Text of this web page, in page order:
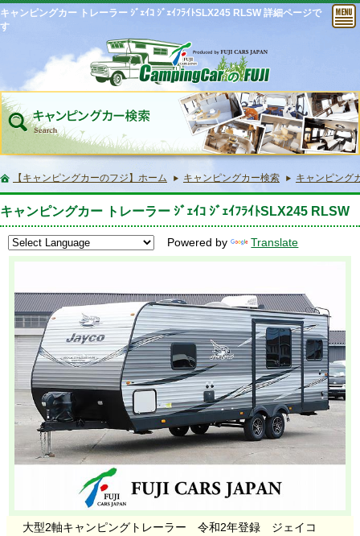
キャンピングカー トレーラー ｼﾞｪｲｺ ｼﾞｪｲﾌﾗｲﾄSLX245 RLSW 詳細ページで
す
【キャンピングカーのフジ】ホーム キャンピングカー検索 キャンピング
キャンピングカー トレーラー ｼﾞｪｲｺ ｼﾞｪｲﾌﾗｲﾄSLX245 RLSW
Powered by Translate
大型2軸キャンピングトレーラー 令和2年登録 ジェイコ